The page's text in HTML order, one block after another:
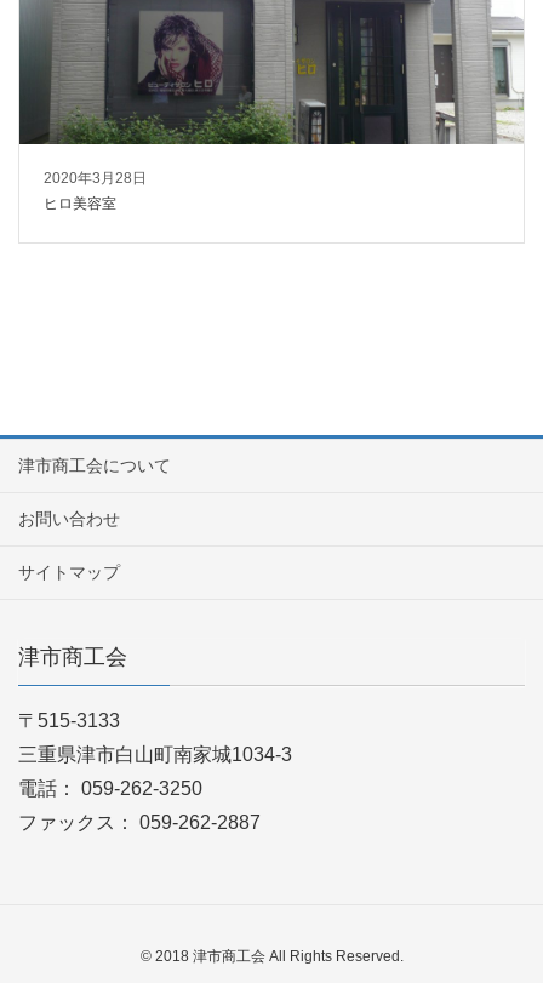
2020年3月28日
ヒロ美容室
津市商工会について
お問い合わせ
サイトマップ
津市商工会
〒515-3133
三重県津市白山町南家城1034-3
電話： 059-262-3250
ファックス： 059-262-2887
© 2018 津市商工会 All Rights Reserved.